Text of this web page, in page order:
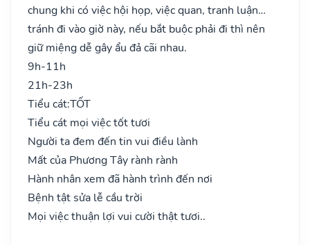
chung khi có việc hội họp, việc quan, tranh luận…
tránh đi vào giờ này, nếu bắt buộc phải đi thì nên
giữ miệng dễ gây ẩu đả cãi nhau.
9h-11h
21h-23h
Tiểu cát:TỐT
Tiểu cát mọi việc tốt tươi
Người ta đem đến tin vui điều lành
Mất của Phương Tây rành rành
Hành nhân xem đã hành trình đến nơi
Bệnh tật sửa lễ cầu trời
Mọi việc thuận lợi vui cười thật tươi..